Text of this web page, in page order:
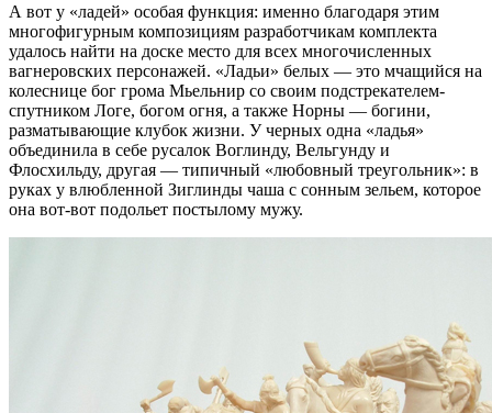
А вот у «ладей» особая функция: именно благодаря этим
многофигурным композициям разработчикам комплекта
удалось найти на доске место для всех многочисленных
вагнеровских персонажей. «Ладьи» белых — это мчащийся на
колеснице бог грома Мьельнир со своим подстрекателем-
спутником Логе, богом огня, а также Норны — богини,
разматывающие клубок жизни. У черных одна «ладья»
объединила в себе русалок Воглинду, Вельгунду и
Флосхильду, другая — типичный «любовный треугольник»: в
руках у влюбленной Зиглинды чаша с сонным зельем, которое
она вот-вот подольет постылому мужу.